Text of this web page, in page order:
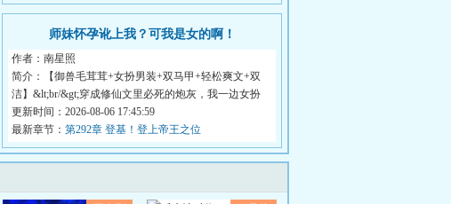
师妹怀孕讹上我？可我是女的啊！
作者：南星照
简介：【御兽毛茸茸+女扮男装+双马甲+轻松爽文+双
洁】&lt;br/&gt;穿成修仙文里必死的炮灰，我一边女扮
男...
更新时间：2026-08-06 17:45:59
最新章节： 第292章 登基！登上帝王之位